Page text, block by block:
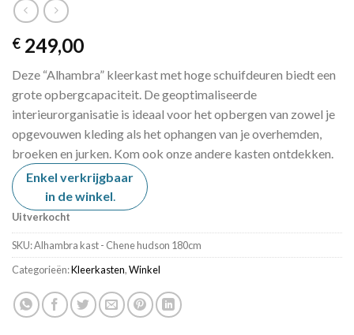
€ 249,00
Deze “Alhambra” kleerkast met hoge schuifdeuren biedt een
grote opbergcapaciteit. De geoptimaliseerde
interieurorganisatie is ideaal voor het opbergen van zowel je
opgevouwen kleding als het ophangen van je overhemden,
broeken en jurken. Kom ook onze andere kasten ontdekken.
Enkel verkrijgbaar
in de winkel
Uitverkocht
SKU:Alhambra kast - Chene hudson 180cm
Categorieën:Kleerkasten,Winkel